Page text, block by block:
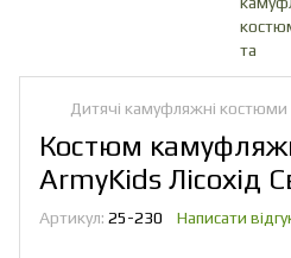
Дитячі камуфляжні костюми
Костюм
ArmyKids Лісохід
Артикул: 25-230 Написати